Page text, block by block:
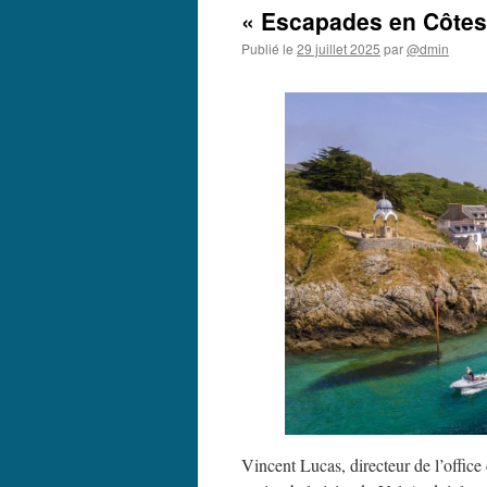
« Escapades en
Publié le 29 juillet 2025 par@dmin
Vincent Lucas, directeur de